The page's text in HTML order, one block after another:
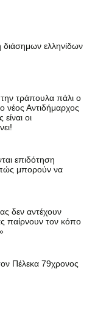
ελληνίδων
τράπουλα πάλι ο
νέος Αντιδήμαρχος
οι
επιδότηση
μπορούν να
δεν αντέχουν
παίρνουν τον κόπο
Πέλεκα 79χρονος